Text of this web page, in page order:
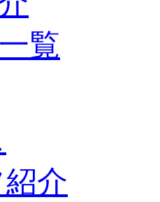
覧
介